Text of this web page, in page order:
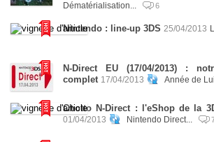
Dématérialisation...
6
Nintendo : line-up 3DS 25/04/2013
N-Direct EU (17/04/2013) :
complet 17/04/2013 Année de
Chotto N-Direct : l'eShop de la
01/04/2013 Nintendo Direct...